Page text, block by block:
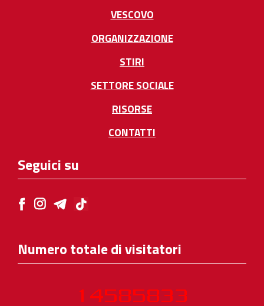
VESCOVO
ORGANIZZAZIONE
STIRI
SETTORE SOCIALE
RISORSE
CONTATTI
Seguici su
Numero totale di visitatori